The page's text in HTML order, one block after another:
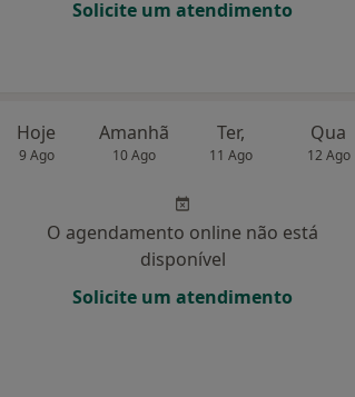
Solicite um atendimento
Hoje
9 Ago
Amanhã
10 Ago
Ter,
11 Ago
Qua
12 Ago
O agendamento online não está
disponível
Solicite um atendimento